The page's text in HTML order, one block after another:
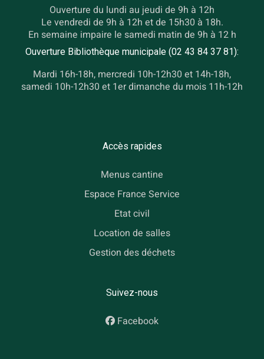
Ouverture du lundi au jeudi de 9h à 12h
Le vendredi de 9h à 12h et de 15h30 à 18h.
En semaine impaire le samedi matin de 9h à 12 h
Ouverture Bibliothèque municipale (02 43 84 37 81):
Mardi 16h-18h, mercredi 10h-12h30 et 14h-18h,
samedi 10h-12h30 et 1er dimanche du mois 11h-12h
Accès rapides
Menus cantine
Espace France Service
Etat civil
Location de salles
Gestion des déchets
Suivez-nous
Facebook